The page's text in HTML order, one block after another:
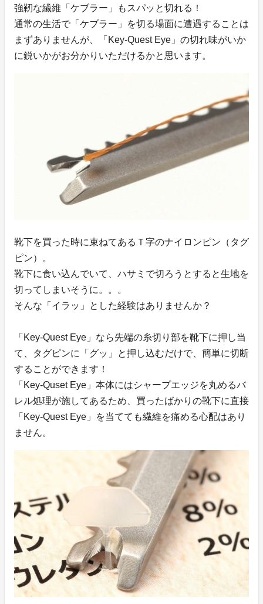
強靭な繊維「ケブラー」もスパッと切れる！
通常の生活で「ケブラー」を切る場面に遭遇することは
まずありませんが、「Key-Quest Eye」の切れ味がいか
に鋭いかがお分かりいただけるかと思います。
靴下を買った時に束ねてあるＴ字のナイロンピン（タグ
ピン）。
靴下に食い込んでいて、ハサミで切ろうとすると生地を
切ってしまいそうに。。。
そんな「イラッ」とした経験はありませんか？
「Key-Quest Eye」なら先端の糸切り部を靴下に押し当
て、タグピンに「グッ」と押し込むだけで、簡単に切断
することができます！
「Key-Quset Eye」本体にはシャープエッジを丸めるバ
レル処理が施してあるため、買ったばかりの靴下に直接
「Key-Quest Eye」を当てても繊維を痛める心配はあり
ません。